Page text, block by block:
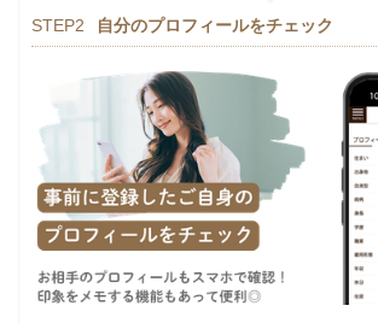
STEP2 自分のプロフィールをチェック